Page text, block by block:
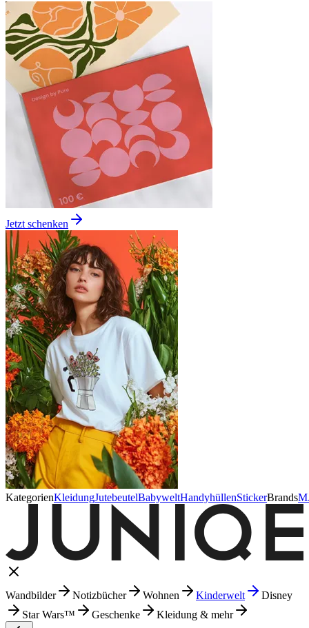
Jetzt schenken
KategorienKleidungJutebeutelBabyweltHandyhüllenStickerBrands
Wandbilder Notizbücher Wohnen Kinderwelt
Disney
Star Wars™
Geschenke Kleidung & mehr